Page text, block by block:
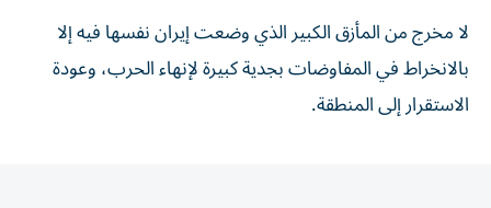
لا مخرج من المأزق الكبير الذي وضعت إيران نفسها فيه إلا
بالانخراط في المفاوضات بجدية كبيرة لإنهاء الحرب، وعودة
الاستقرار إلى المنطقة.